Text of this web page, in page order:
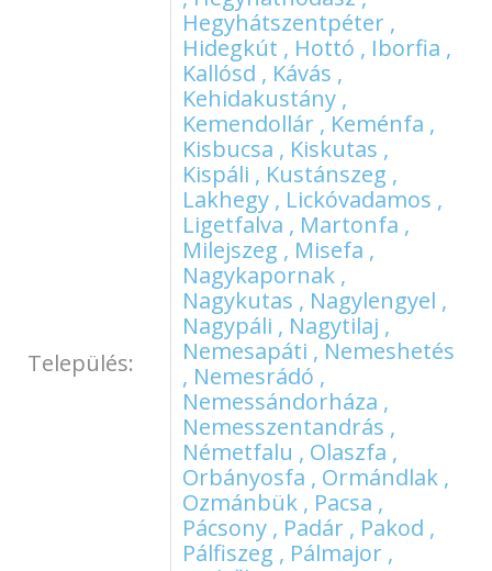
Település:
Hegyhátszentpéter ,
Hidegkút , Hottó , Iborfia ,
Kallósd , Kávás ,
Kehidakustány ,
Kemendollár , Keménfa ,
Kisbucsa , Kiskutas ,
Kispáli , Kustánszeg ,
Lakhegy , Lickóvadamos ,
Ligetfalva , Martonfa ,
Milejszeg , Misefa ,
Nagykapornak ,
Nagykutas , Nagylengyel ,
Nagypáli , Nagytilaj ,
Nemesapáti , Nemeshetés
, Nemesrádó ,
Nemessándorháza ,
Nemesszentandrás ,
Németfalu , Olaszfa ,
Orbányosfa , Ormándlak ,
Ozmánbük , Pacsa ,
Pácsony , Padár , Pakod ,
Pálfiszeg , Pálmajor ,